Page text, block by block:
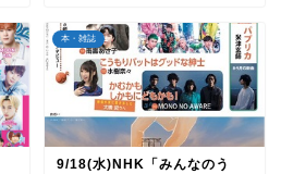
本・雑誌
9/18(水)NHK「みんなのう